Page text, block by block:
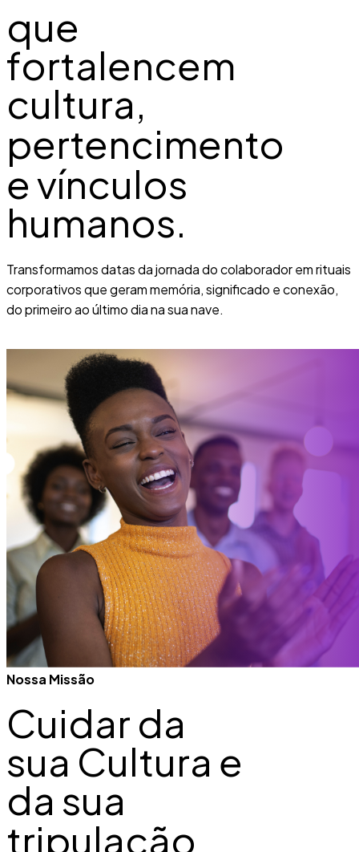
que
fortalencem
cultura,
pertencimento
e vínculos
humanos.
Transformamos datas da jornada do colaborador em rituais
corporativos que geram memória, significado e conexão,
do primeiro ao último dia na sua nave.
Nossa Missão
Cuidar da
sua Cultura e
da sua
tripulação